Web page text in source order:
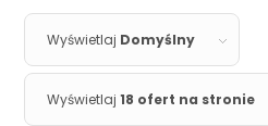
Wyświetlaj Domyślny
Wyświetlaj18 ofert na stronie